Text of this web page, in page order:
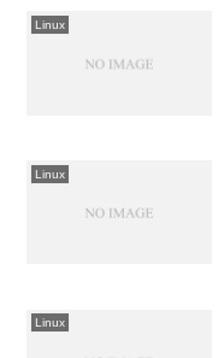
Linux
Linux
Linux